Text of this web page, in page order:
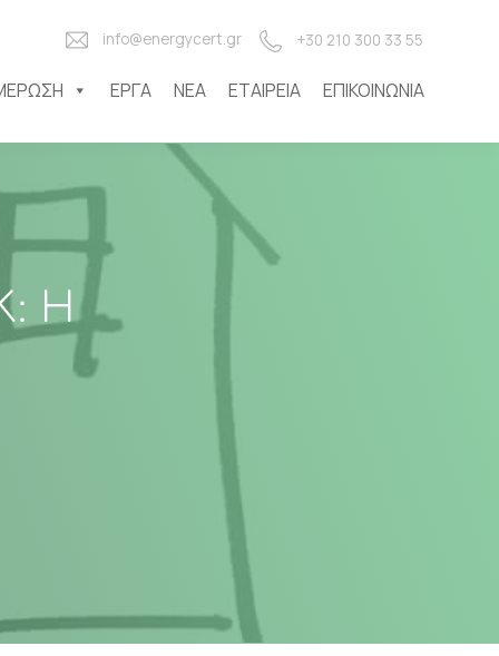
info@energycert.gr +30 210 300 33 55
ΈΡΓΑ ΝΈΑ ΕΤΑΙΡΕΊΑ ΕΠΙΚΟΙΝΩΝΊΑ
Η